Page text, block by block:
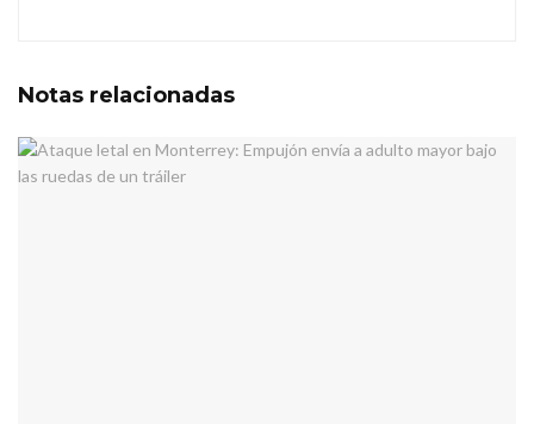
Notas relacionadas